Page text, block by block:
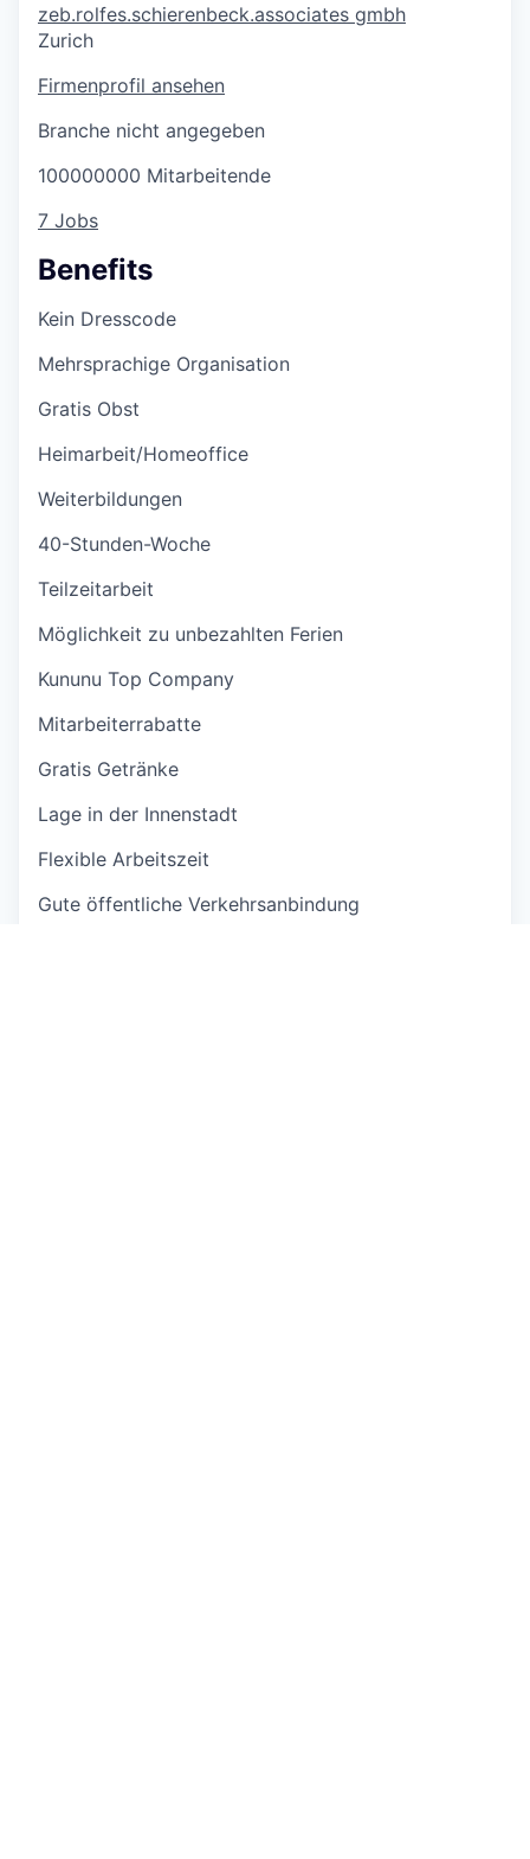
zeb.rolfes.schierenbeck.associates gmbh
Zurich
Firmenprofil ansehen
Branche nicht angegeben
100000000 Mitarbeitende
7 Jobs
Benefits
Kein Dresscode
Mehrsprachige Organisation
Gratis Obst
Heimarbeit/Homeoffice
Weiterbildungen
40-Stunden-Woche
Teilzeitarbeit
Möglichkeit zu unbezahlten Ferien
Kununu Top Company
Mitarbeiterrabatte
Gratis Getränke
Lage in der Innenstadt
Flexible Arbeitszeit
Gute öffentliche Verkehrsanbindung